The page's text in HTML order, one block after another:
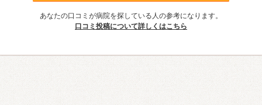
あなたの口コミが病院を探している人の参考になります。
口コミ投稿について詳しくはこちら